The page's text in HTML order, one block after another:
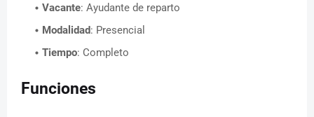
Vacante: Ayudante de reparto
Modalidad: Presencial
Tiempo: Completo
Funciones